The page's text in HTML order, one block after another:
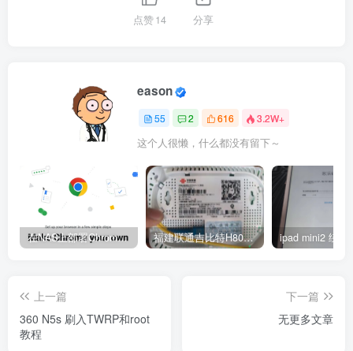
点赞14 分享
eason
55 2 616 3.2W+
这个人很懒，什么都没有留下～
在NAS上部署Chrome浏览器，让我们随时随地访问家里的网络 福建联通吉比特H80g进telnet获取超级密码改桥接 ipad mini2 绕过
上一篇
360 N5s 刷入TWRP和root
教程
下一篇
无更多文章